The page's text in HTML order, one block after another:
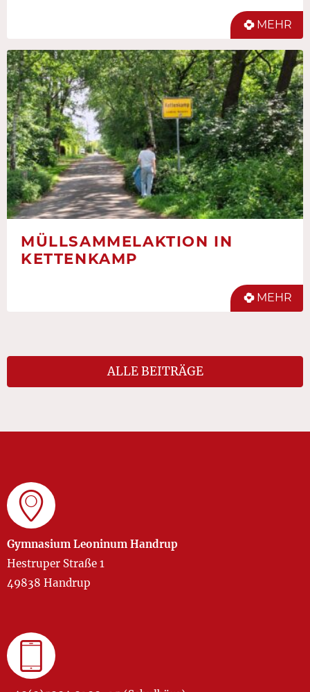
MEHR
MÜLLSAMMELAKTION IN
KETTENKAMP
MEHR
ALLE BEITRÄGE
Gymnasium Leoninum Handrup
Hestruper Straße 1
49838 Handrup